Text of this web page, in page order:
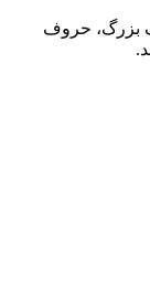
بزرگ، حروف